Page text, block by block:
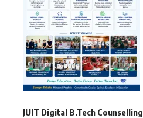
JUIT Digital B.Tech Counselling